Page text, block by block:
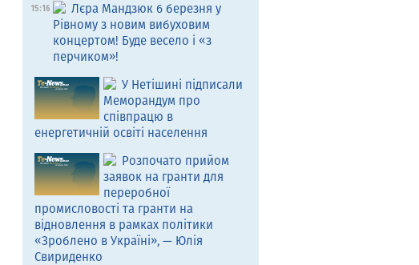
15:16
Лєра Мандзюк 6 березня у
Рівному з новим вибуховим
концертом! Буде весело і «з
перчиком»!
У Нетішині підписали
Меморандум про
співпрацю в
енергетичній освіті населення
Розпочато прийом
заявок на гранти для
переробної
промисловості та гранти на
відновлення в рамках політики
«Зроблено в Україні», — Юлія
Свириденко